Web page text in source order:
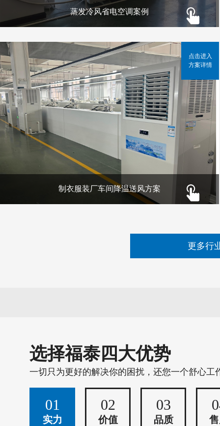
蒸发冷风省电空调案例
制衣服装厂车间降温送风方案
点击进入
方案详情
更多行
选择福泰四大优势
一切只为更好的解决你的困扰，还您一个舒心工
01
实力
02
价值
03
品质